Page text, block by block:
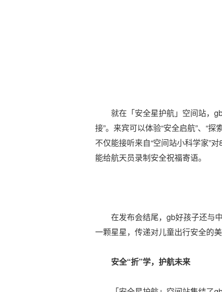
就在「安全星护航」空间站，gb
接”。来宾可以体验“安全启航”、“探
不仅能接听来自“空间站小科学家”
能给航天员录制安全祝福寄语。
在发布会结尾，gb好孩子还与中
一颗星星，传递对儿童出行安全的
安全“折”学，护航未来